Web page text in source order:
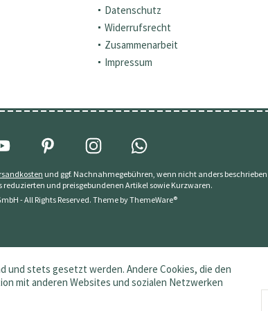
Datenschutz
Widerrufsrecht
Zusammenarbeit
Impressum
und ggf. Nachnahmegebühren, wenn nicht anders beschrieben
und preisgebundenen Artikel sowie Kurzwaren.
- All Rights Reserved. Theme byThemeWare®
und stets gesetzt werden. Andere Cookies, die den
mit anderen Websites und sozialen Netzwerken